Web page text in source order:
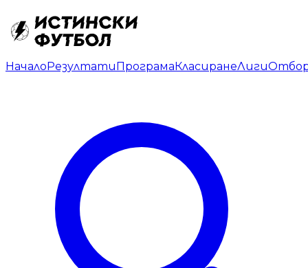
НачалоРезултатиПрограмаКласиранеЛиги